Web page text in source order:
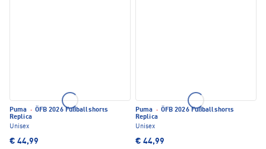
Puma · ÖFB 2026 Fußballshorts
Replica
Unisex
€ 44,99
Puma · ÖFB 2026 Fußballshorts
Replica
Unisex
€ 44,99